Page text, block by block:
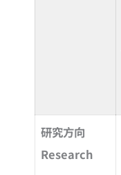
研究方向
Research